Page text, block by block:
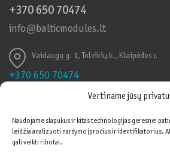
Vertiname jūsų
Naudojame slapukus ir kitas technologijas geresnei
leidžia analizuoti naršymo įpročius ir identifikatorius.
gali veikti ribotai.
+370 650 70474
info@balticmodules.lt
Vaidaugų g. 1, Toleikių k., Klaipėdos r.
+370 650 70474
info@balticmodules.lt
Vadybos sistemos
Informuojame, kad šioje svetainėje
slapukai (angl. cookies). Sutikdami,